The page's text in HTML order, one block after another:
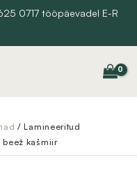
0717 tööpäevadel E-R
/ Lamineeritud
kašmiir